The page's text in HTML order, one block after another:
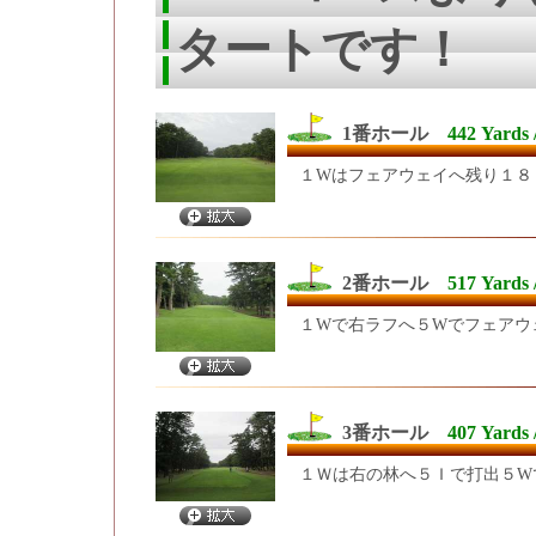
タートです！
1番ホール 442 Yards
１Wはフェアウェイへ残り１
2番ホール 517 Yards
１Wで右ラフへ５Wでフェア
3番ホール 407 Yards
１Ｗは右の林へ５Ｉで打出５